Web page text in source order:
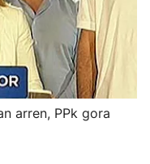
arren, PPk gora